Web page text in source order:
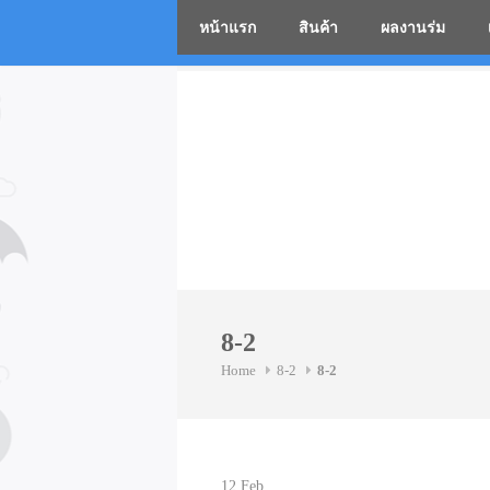
หน้าแรก สินค้า ผลงานร่ม
8-2
Home 8-2 8-2
12 Feb
โรงงาน